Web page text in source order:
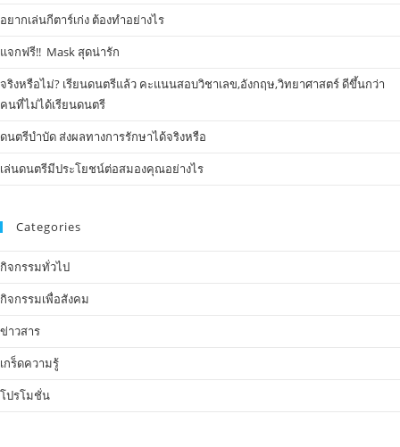
อยากเล่นกีตาร์เก่ง ต้องทำอย่างไร
แจกฟรี!! Mask​ สุดน่ารัก
จริงหรือไม่? เรียนดนตรีแล้ว คะแนนสอบวิชาเลข,อังกฤษ,วิทยาศาสตร์ ดีขึ้นกว่า
คนที่ไม่ได้เรียนดนตรี
ดนตรีบำบัด ส่งผลทางการรักษาได้จริงหรือ
เล่นดนตรีมีประโยชน์ต่อสมองคุณอย่างไร
Categories
กิจกรรมทั่วไป
กิจกรรมเพื่อสังคม
ข่าวสาร
เกร็ดความรู้
โปรโมชั่น